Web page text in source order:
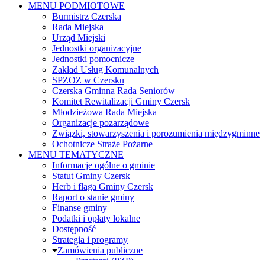
MENU PODMIOTOWE
Burmistrz Czerska
Rada Miejska
Urząd Miejski
Jednostki organizacyjne
Jednostki pomocnicze
Zakład Usług Komunalnych
SPZOZ w Czersku
Czerska Gminna Rada Seniorów
Komitet Rewitalizacji Gminy Czersk
Młodzieżowa Rada Miejska
Organizacje pozarządowe
Związki, stowarzyszenia i porozumienia międzygminne
Ochotnicze Straże Pożarne
MENU TEMATYCZNE
Informacje ogólne o gminie
Statut Gminy Czersk
Herb i flaga Gminy Czersk
Raport o stanie gminy
Finanse gminy
Podatki i opłaty lokalne
Dostępność
Strategia i programy
Zamówienia publiczne